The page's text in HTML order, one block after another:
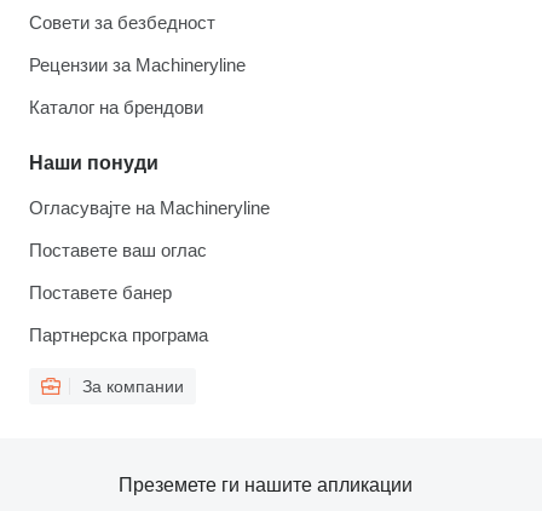
Совети за безбедност
Рецензии за Machineryline
Каталог на брендови
Наши понуди
Огласувајте на Machineryline
Поставете ваш оглас
Поставете банер
Партнерска програма
За компании
Преземете ги нашите апликации